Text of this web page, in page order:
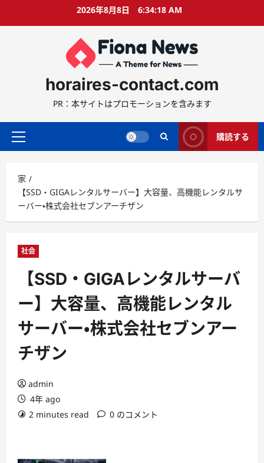
2026年8月8日 6:34:20 AM
horaires-contact.com
PR：本サイトはプロモーションを含みます
プ
マ
リ
ー
メ
ュ
購読する
家
【SSD・GIGAレンタルサーバー】大容量、高機能レンタルサ
ーバー・株式会社セブンアーチザン
社会
【SSD・GIGAレンタルサーバ
ー】大容量、高機能レンタル
サーバー・株式会社セブンアー
チザン
admin
4年 ago
2 minutes read
0 のコメント